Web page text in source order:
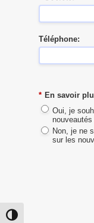
Toggle High Contrast
Téléphone:
* En savoir
Oui, je
Non, je ne
sur les